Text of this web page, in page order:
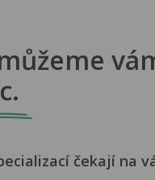
čekají na